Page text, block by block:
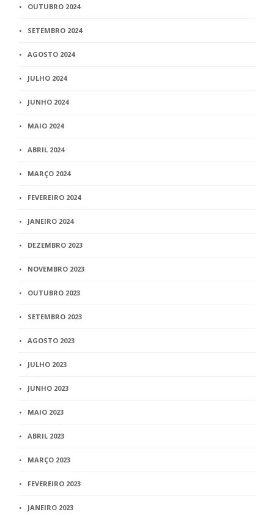
OUTUBRO 2024
SETEMBRO 2024
AGOSTO 2024
JULHO 2024
JUNHO 2024
MAIO 2024
ABRIL 2024
MARÇO 2024
FEVEREIRO 2024
JANEIRO 2024
DEZEMBRO 2023
NOVEMBRO 2023
OUTUBRO 2023
SETEMBRO 2023
AGOSTO 2023
JULHO 2023
JUNHO 2023
MAIO 2023
ABRIL 2023
MARÇO 2023
FEVEREIRO 2023
JANEIRO 2023